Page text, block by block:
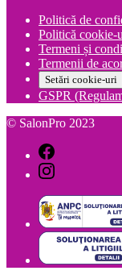
Politică de
Politică cookie-
Termeni și
Termenii de
Setări cookie-uri
GSPR
© SalonPro 2023